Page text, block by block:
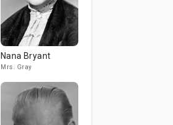
Nana Bryant
Mrs. Gray